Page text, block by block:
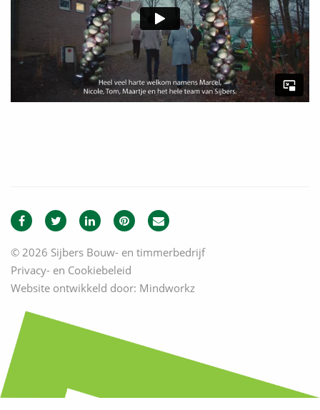
© 2026 Sijbers Bouw- en timmerbedrijf
Privacy- en Cookiebeleid
Website ontwikkeld door: Mindworkz